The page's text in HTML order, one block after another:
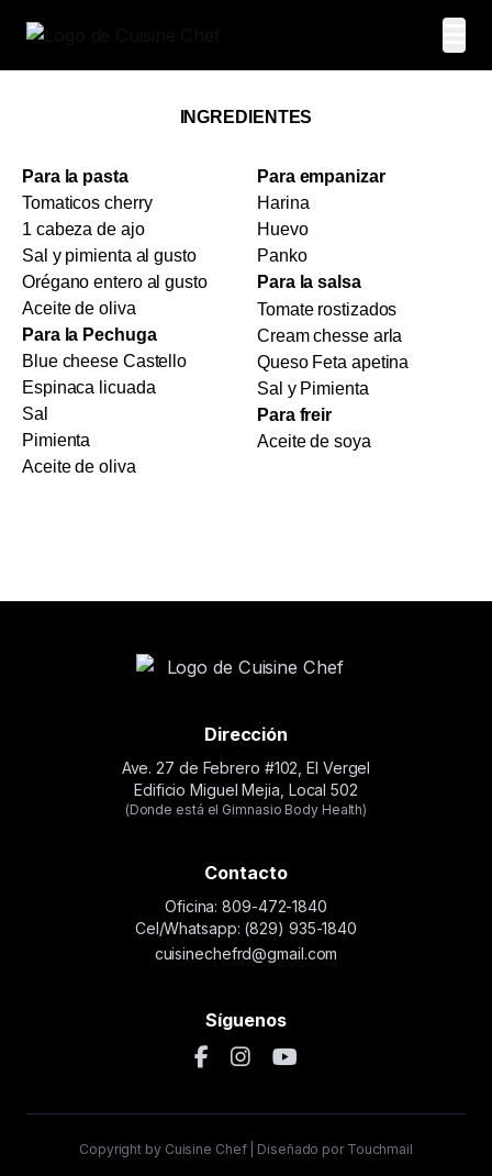
INGREDIENTES
Para la pasta
Tomaticos cherry
1 cabeza de ajo
Sal y pimienta al gusto
Orégano entero al gusto
Aceite de oliva
Para la Pechuga
Blue cheese Castello
Espinaca licuada
Sal
Pimienta
Aceite de oliva
Para empanizar
Harina
Huevo
Panko
Para la salsa
Tomate rostizados
Cream chesse arla
Queso Feta apetina
Sal y Pimienta
Para freir
Aceite de soya
Dirección
Ave. 27 de Febrero #102, El Vergel
Edificio Miguel Mejia, Local 502
(Donde está el Gimnasio Body Health)
Contacto
Oficina: 809-472-1840
Cel/Whatsapp: (829) 935-1840
cuisinechefrd@gmail.com
Síguenos
Copyright by Cuisine Chef | Diseñado por Touchmail